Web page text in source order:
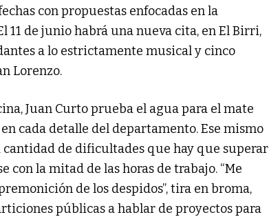
con propuestas enfocadas en la
11 de junio habrá una nueva cita, en El Birri,
a lo estrictamente musical y cinco
Lorenzo.
Juan Curto prueba el agua para el mate
cada detalle del departamento. Ese mismo
de dificultades que hay que superar
con la mitad de las horas de trabajo. “Me
de los despidos”, tira en broma,
públicas a hablar de proyectos para